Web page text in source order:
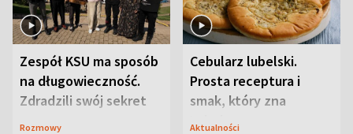
Zespół KSU ma sposób
na długowieczność.
Zdradzili swój sekret
Rozmowy
Cebularz lubelski.
Prosta receptura i
smak, który zna
Lubelszczyzna
Aktualności